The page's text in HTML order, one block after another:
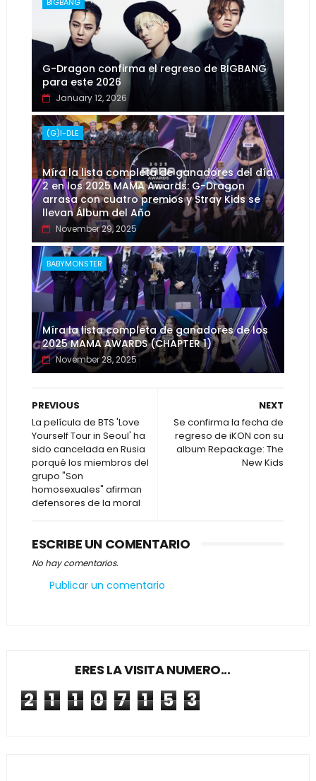
BIGBANG
G-Dragon confirma el regreso de BIGBANG
para este 2026
January 12, 2026
(G)I-DLE
Míra la lista completa de ganadores del día
2 en los 2025 MAMA Awards: G-Dragon
arrasa con cuatro premios y Stray Kids se
llevan Álbum del Año
November 29, 2025
BABYMONSTER
Míra la lista completa de ganadores de los
2025 MAMA AWARDS (CHAPTER 1)
November 28, 2025
NEXT
Se confirma la fecha de
regreso de iKON con su
album Repackage: The
New Kids
PREVIOUS
La película de BTS 'Love
Yourself Tour in Seoul' ha
sido cancelada en Rusia
porqué los miembros del
grupo "Son
homosexuales" afirman
defensores de la moral
ESCRIBE UN COMENTARIO
No hay comentarios.
Publicar un comentario
ERES LA VISITA NUMERO...
2 1 1 0 7 1 5 3